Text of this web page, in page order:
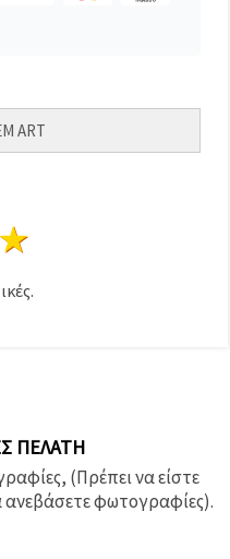
ART
4 Αστέρια
ΠΕΛΆΤΗ
(Πρέπει να είστε
ανεβάσετε φωτογραφίες).